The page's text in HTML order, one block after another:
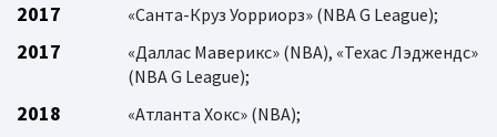
2017 «Санта-Круз Уорриорз» (NBA G League);
2017
«Даллас Маверикс» (NBA), «Техас Лэджендс»
(NBA G League);
2018 «Атланта Хокс» (NBA);